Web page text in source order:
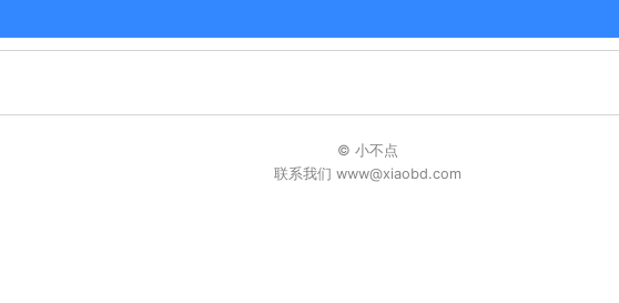
© 小不点
联系我们 www@xiaobd.com